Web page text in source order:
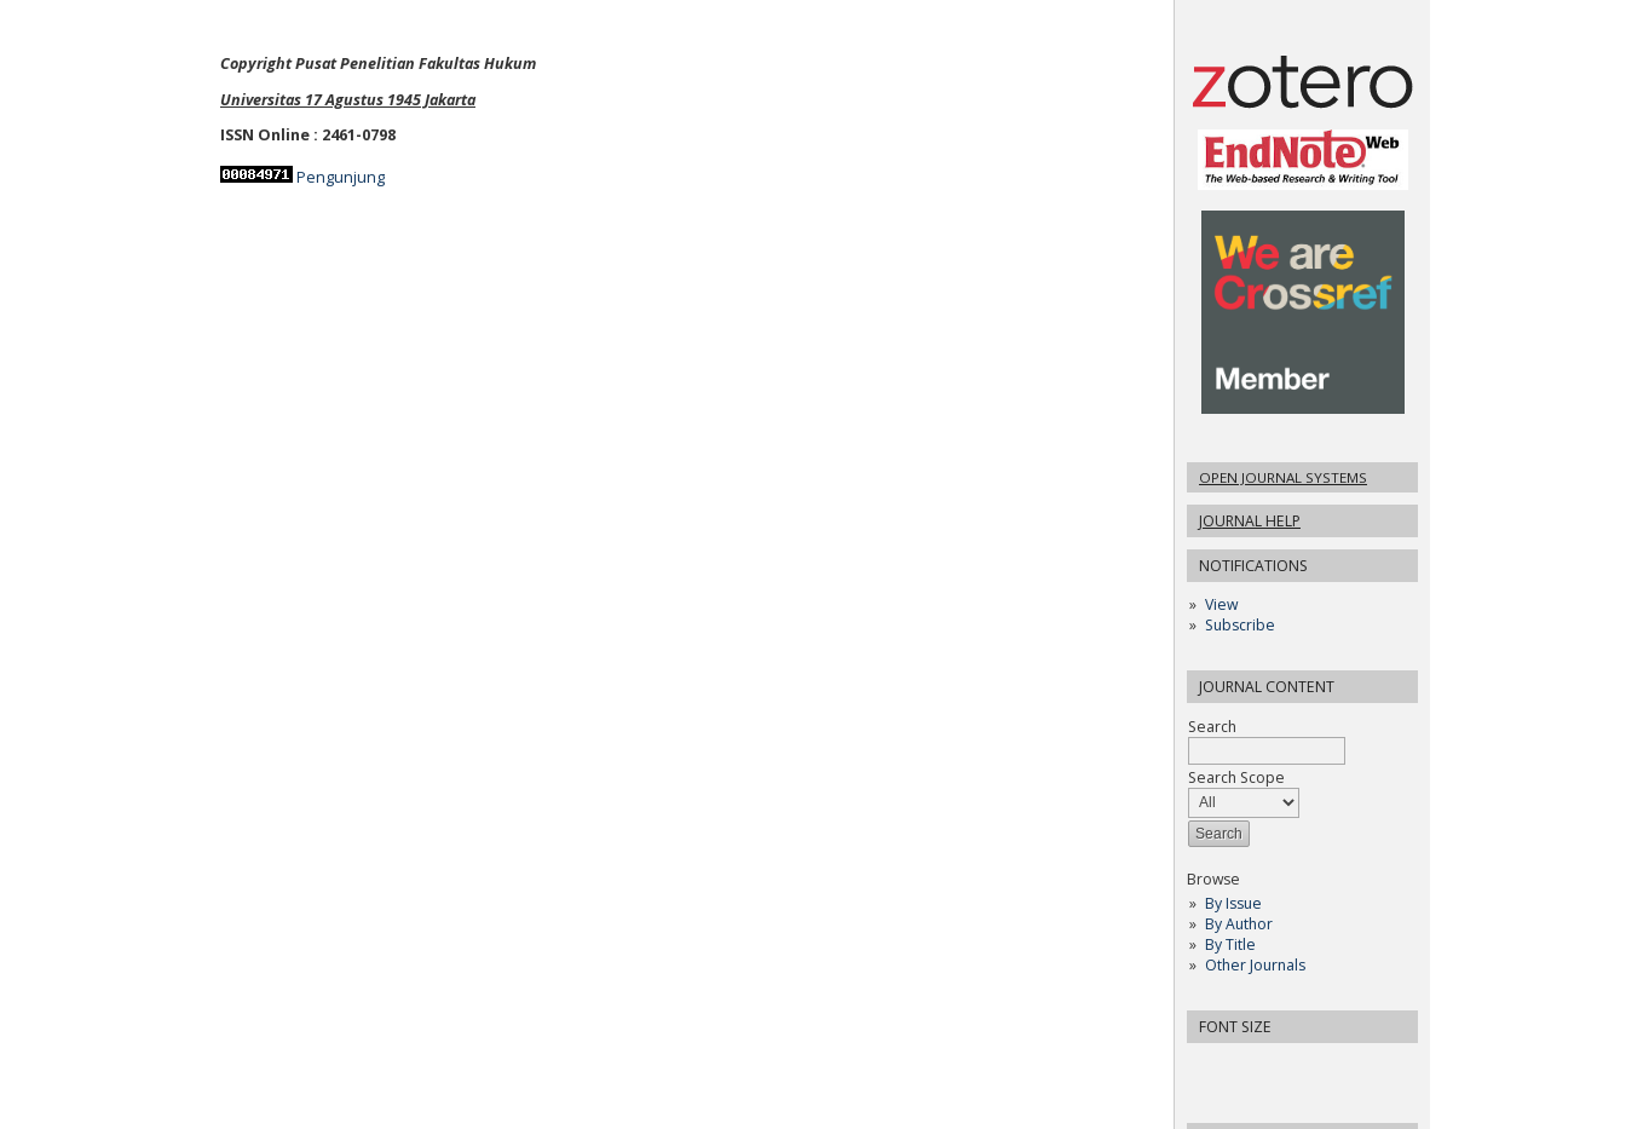
OPEN JOURNAL SYSTEMS
JOURNAL HELP
NOTIFICATIONS
View
Subscribe
JOURNAL CONTENT
Search
Search Scope
Browse
By Issue
By Author
By Title
Other Journals
FONT SIZE
Copyright Pusat Penelitian Fakultas Hukum
Universitas 17 Agustus 1945 Jakarta
ISSN Online : 2461-0798
Pengunjung